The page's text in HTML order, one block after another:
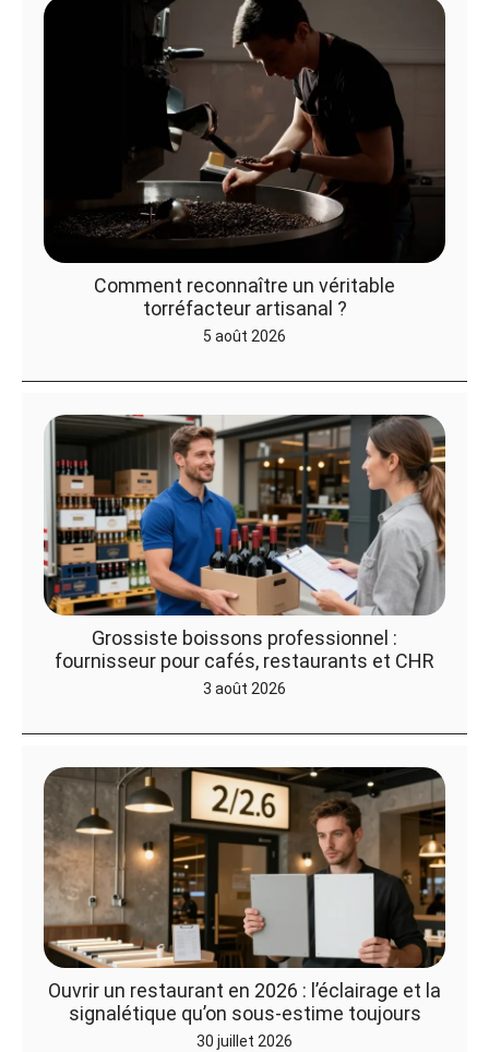
Comment reconnaître un véritable
torréfacteur artisanal ?
5 août 2026
Grossiste boissons professionnel :
fournisseur pour cafés, restaurants et CHR
3 août 2026
Ouvrir un restaurant en 2026 : l’éclairage et la
signalétique qu’on sous-estime toujours
30 juillet 2026